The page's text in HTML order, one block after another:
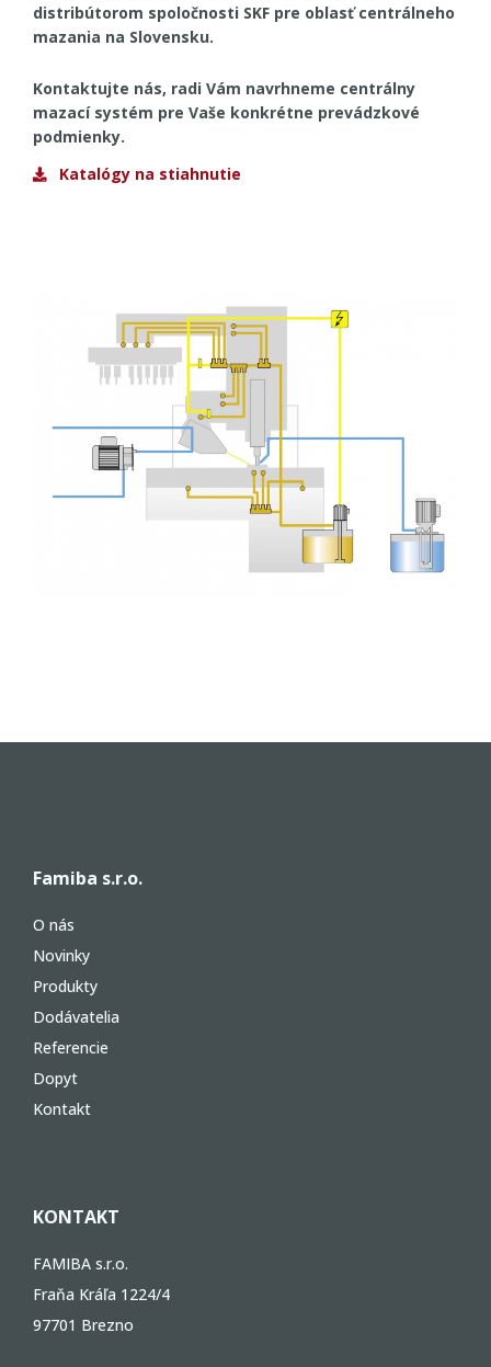
distribútorom spoločnosti SKF pre oblasť centrálneho
mazania na Slovensku.
Kontaktujte nás, radi Vám navrhneme centrálny
mazací systém pre Vaše konkrétne prevádzkové
podmienky.
Katalógy na stiahnutie
Famiba s.r.o.
O nás
Novinky
Produkty
Dodávatelia
Referencie
Dopyt
Kontakt
KONTAKT
FAMIBA s.r.o.
Fraňa Kráľa 1224/4
97701 Brezno